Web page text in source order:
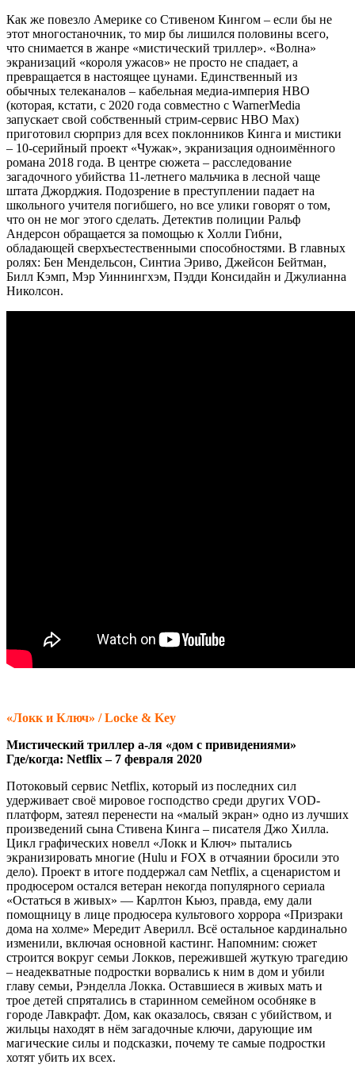
Как же повезло Америке со Стивеном Кингом – если бы не
этот многостаночник, то мир бы лишился половины всего,
что снимается в жанре «мистический триллер». «Волна»
экранизаций «короля ужасов» не просто не спадает, а
превращается в настоящее цунами. Единственный из
обычных телеканалов – кабельная медиа-империя HBO
(которая, кстати, с 2020 года совместно с WarnerMedia
запускает свой собственный стрим-сервис HBO Max)
приготовил сюрприз для всех поклонников Кинга и мистики
– 10-серийный проект «Чужак», экранизация одноимённого
романа 2018 года. В центре сюжета – расследование
загадочного убийства 11-летнего мальчика в лесной чаще
штата Джорджия. Подозрение в преступлении падает на
школьного учителя погибшего, но все улики говорят о том,
что он не мог этого сделать. Детектив полиции Ральф
Андерсон обращается за помощью к Холли Гибни,
обладающей сверхъестественными способностями. В главных
ролях: Бен Мендельсон, Синтиа Эриво, Джейсон Бейтман,
Билл Кэмп, Мэр Уиннингхэм, Пэдди Консидайн и Джулианна
Николсон.
«Локк и Ключ» / Locke & Key
Мистический триллер а-ля «дом с привидениями»
Где/когда: Netflix – 7 февраля 2020
Потоковый сервис Netflix, который из последних сил
удерживает своё мировое господство среди других VOD-
платформ, затеял перенести на «малый экран» одно из лучших
произведений сына Стивена Кинга – писателя Джо Хилла.
Цикл графических новелл «Локк и Ключ» пытались
экранизировать многие (Hulu и FOX в отчаянии бросили это
дело). Проект в итоге поддержал сам Netflix, а сценаристом и
продюсером остался ветеран некогда популярного сериала
«Остаться в живых» — Карлтон Кьюз, правда, ему дали
помощницу в лице продюсера культового хоррора «Призраки
дома на холме» Мередит Аверилл. Всё остальное кардинально
изменили, включая основной кастинг. Напомним: сюжет
строится вокруг семьи Локков, пережившей жуткую трагедию
– неадекватные подростки ворвались к ним в дом и убили
главу семьи, Рэнделла Локка. Оставшиеся в живых мать и
трое детей спрятались в старинном семейном особняке в
городе Лавкрафт. Дом, как оказалось, связан с убийством, и
жильцы находят в нём загадочные ключи, дарующие им
магические силы и подсказки, почему те самые подростки
хотят убить их всех.